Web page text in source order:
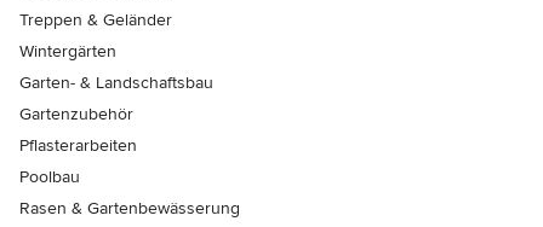
Treppen & Geländer
Wintergärten
Garten- & Landschaftsbau
Gartenzubehör
Pflasterarbeiten
Poolbau
Rasen & Gartenbewässerung